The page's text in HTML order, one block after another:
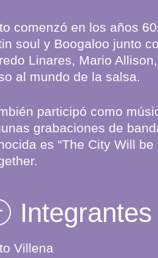
comenzó en los años
soul y Boogaloo junto
Linares, Mario
al mundo de la salsa.
participó como
grabaciones de
es “The City Will be
Integrantes
Villena